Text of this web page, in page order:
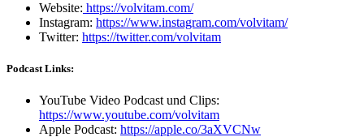
Website: https://volvitam.com/
Instagram: https://www.instagram.com/volvitam/
Twitter: https://twitter.com/volvitam
Podcast Links:
YouTube Video Podcast und Clips:
https://www.youtube.com/volvitam
Apple Podcast: https://apple.co/3aXVCNw